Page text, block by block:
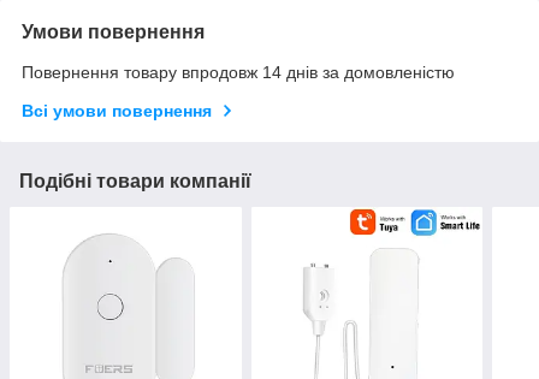
Умови повернення
Повернення товару впродовж 14 днів за домовленістю
Всі умови повернення
Подібні товари компанії